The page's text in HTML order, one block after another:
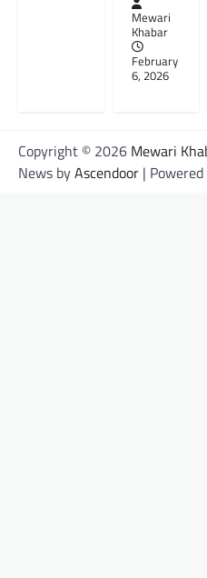
Mewari
Khabar
February
6, 2026
Copyright © 2026 Mewari
News byAscendoor |